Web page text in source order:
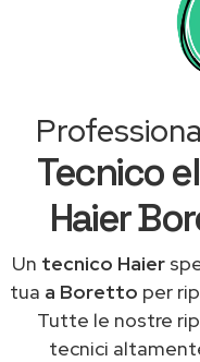
Tecnico
Haier
Un tecnico Haier
tua a Boretto per
Tutte le nostre
tecnici